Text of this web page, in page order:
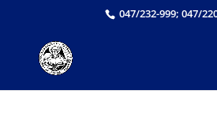
047/232-999; 047/